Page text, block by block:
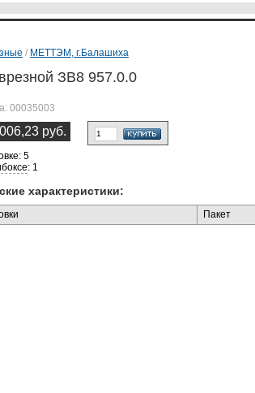
/ МЕТТЭМ, г.Балашиха
ЗВ8 957.0.0
00035003
руб.
5
: 1
характеристики:
Пакет